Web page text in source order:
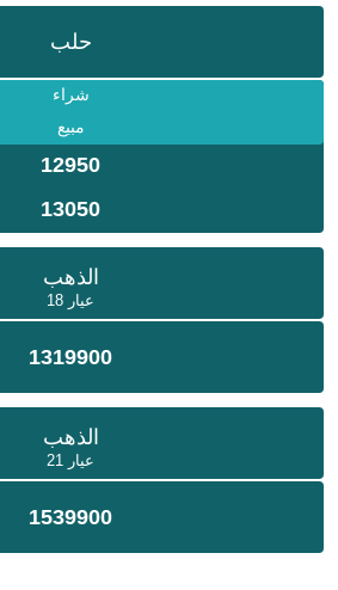
حلب
شراء
مبيع
12950
13050
الذهب
عيار 18
1319900
الذهب
عيار 21
1539900